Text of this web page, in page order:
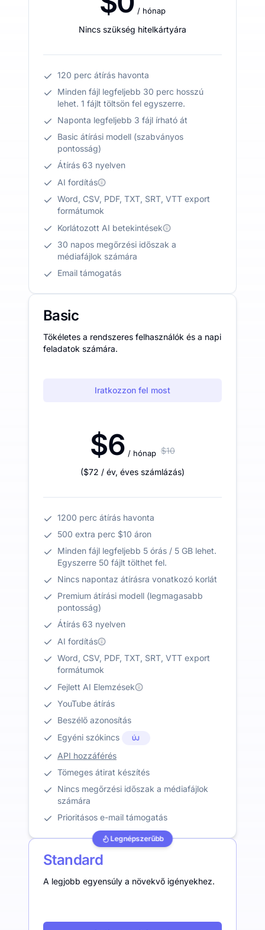
/ hónap
Nincs szükség hitelkártyára
120 perc átírás havonta
Minden fájl legfeljebb 30 perc hosszú
lehet. 1 fájlt töltsön fel egyszerre.
Naponta legfeljebb 3 fájl írható át
Basic átírási modell (szabványos
pontosság)
Átírás 63 nyelven
AI fordítás
Word, CSV, PDF, TXT, SRT, VTT export
formátumok
Korlátozott AI betekintések
30 napos megőrzési időszak a
médiafájlok számára
Email támogatás
Basic
Tökéletes a rendszeres felhasználók és a napi
feladatok számára.
Iratkozzon fel most
$6 / hónap $10
($72 / év, éves számlázás)
1200 perc átírás havonta
500 extra perc $10 áron
Minden fájl legfeljebb 5 órás / 5 GB lehet.
Egyszerre 50 fájlt tölthet fel.
Nincs napontaz átírásra vonatkozó korlát
Premium átírási modell (legmagasabb
pontosság)
Átírás 63 nyelven
AI fordítás
Word, CSV, PDF, TXT, SRT, VTT export
formátumok
Fejlett AI Elemzések
YouTube átírás
Beszélő azonosítás
Egyéni szókincs
ÚJ
API hozzáférés
Tömeges átirat készítés
Nincs megőrzési időszak a médiafájlok
számára
Prioritásos e-mail támogatás
Legnépszerűbb
Standard
A legjobb egyensúly a növekvő igényekhez.